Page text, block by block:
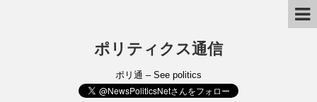
ポリティクス通信
ポリ通 – See politics